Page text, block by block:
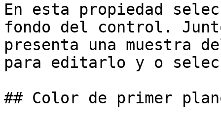
En esta propiedad
fondo del control.
presenta una muestra
para editarlo y o
## Color de primer